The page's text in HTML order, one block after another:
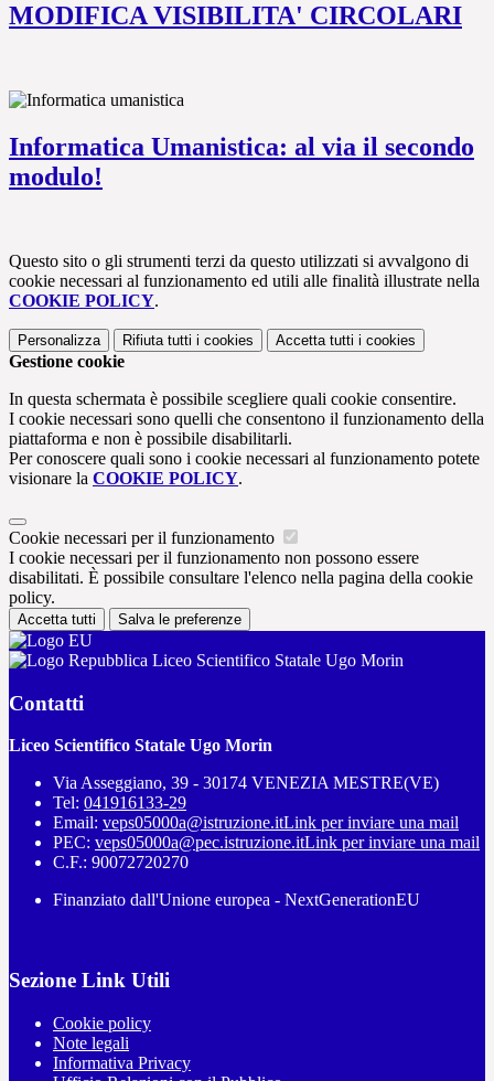
MODIFICA VISIBILITA' CIRCOLARI
Informatica Umanistica: al via il secondo
modulo!
Questo sito o gli strumenti terzi da questo utilizzati si avvalgono di
cookie necessari al funzionamento ed utili alle finalità illustrate nella
COOKIE POLICY.
Personalizza Rifiuta tutti i cookies Accetta tutti i cookies
Gestione cookie
In questa schermata è possibile scegliere quali cookie consentire.
I cookie necessari sono quelli che consentono il funzionamento della
piattaforma e non è possibile disabilitarli.
Per conoscere quali sono i cookie necessari al funzionamento potete
visionare la COOKIE POLICY.
Cookie necessari per il funzionamento
I cookie necessari per il funzionamento non possono essere
disabilitati. È possibile consultare l'elenco nella pagina della cookie
policy.
Accetta tutti Salva le preferenze
Liceo Scientifico Statale Ugo Morin
Contatti
Liceo Scientifico Statale Ugo Morin
Via Asseggiano, 39 - 30174 VENEZIA MESTRE(VE)
Tel: 041916133-29
Email: veps05000a@istruzione.itLink per inviare una mail
PEC: veps05000a@pec.istruzione.itLink per inviare una mail
C.F.: 90072720270
Finanziato dall'Unione europea - NextGenerationEU
Sezione Link Utili
Cookie policy
Note legali
Informativa Privacy